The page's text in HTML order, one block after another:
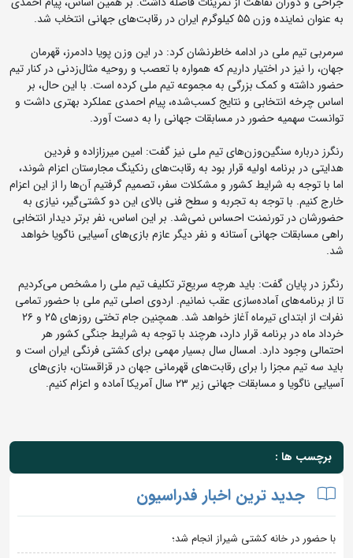
به عنوان نماینده وزن ۵۵ کیلوگرم ایران در رقابت‌های جهانی انتخاب شد.
سرمربی تیم ملی در ادامه خاطرنشان کرد: در این وزن پویا دادمرز، قهرمان
جهان، را نیز در اختیار داریم که همواره با تعصب و روحیه مثال‌زدنی در کنار تیم
حضور داشته و کمک بزرگی به مجموعه تیم ملی کرده است. با این حال، بر
اساس چرخه انتخابی و نتایج کسب‌شده، پیام احمدی عملکرد بهتری داشت و
توانست سهمیه حضور در مسابقات جهانی را به دست آورد.
رنگرز درباره سنگین‌وزن‌های تیم ملی نیز گفت: امین میرزازاده و فردین
هدایتی در برنامه اولیه قرار بود به رقابت‌های رنکینگ مجارستان اعزام شوند،
اما با توجه به شرایط کشور و مشکلات سفر، تصمیم گرفتیم آن‌ها را از این اعزام
خارج کنیم. با توجه به تجربه و سطح فنی بالای این دو کشتی‌گیر، نیازی به
حضورشان در تورنمنت احساس نمی‌شد. بر این اساس، نفر برتر دیدار انتخابی
راهی مسابقات جهانی آستانه و نفر دیگر عازم بازی‌های آسیایی ناگویا خواهد
شد.
رنگرز در پایان گفت: باید هرچه سریع‌تر تکلیف تیم ملی را مشخص می‌کردیم
تا از برنامه‌های آماده‌سازی عقب نمانیم. اردوی اصلی تیم ملی با حضور تمامی
نفرات از ابتدای تیرماه آغاز خواهد شد. همچنین جام تختی روزهای ۲۵ و ۲۶
خرداد ماه در برنامه قرار دارد، هرچند با توجه به شرایط جنگی کشور هر
احتمالی وجود دارد. امسال سال بسیار مهمی برای کشتی فرنگی ایران است و
باید سه تیم مجزا را برای رقابت‌های قهرمانی جهان در قزاقستان، بازی‌های
آسیایی ناگویا و مسابقات جهانی زیر ۲۳ سال آمریکا آماده و اعزام کنیم.
برچسب ها :
جدید ترین اخبار فدراسیون
با حضور در خانه کشتی شیراز انجام شد؛